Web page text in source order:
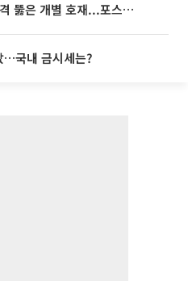
[증시키워드] 반도체 충격 뚫은 개별 호재...포스코퓨처엠·에코프로·한화솔루션 '눈길'
…국내 금시세는?